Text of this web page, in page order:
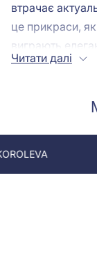
втрачає
це прикраси,
виграють
також був
Читати далі
ДО